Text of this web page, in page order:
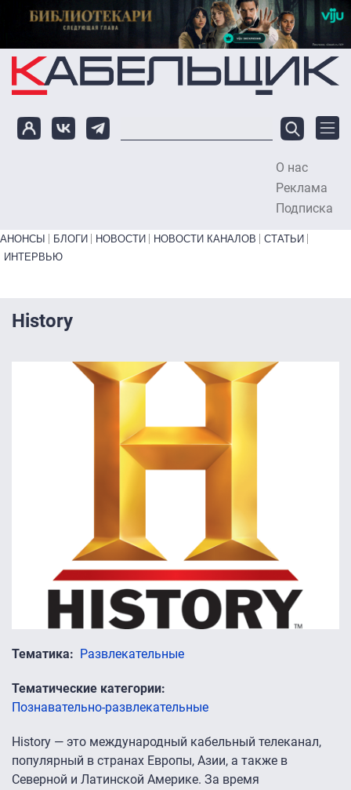
Перейти к основному содержанию
О нас
Реклама
Подписка
Primary links bottom
АНОНСЫ БЛОГИ НОВОСТИ НОВОСТИ КАНАЛОВ
СТАТЬИ
ИНТЕРВЬЮ
History
Тематика Развлекательные
Тематические категории
Познавательно-развлекательные
History — это международный кабельный телеканал,
популярный в странах Европы, Азии, а также в
Северной и Латинской Америке. За время